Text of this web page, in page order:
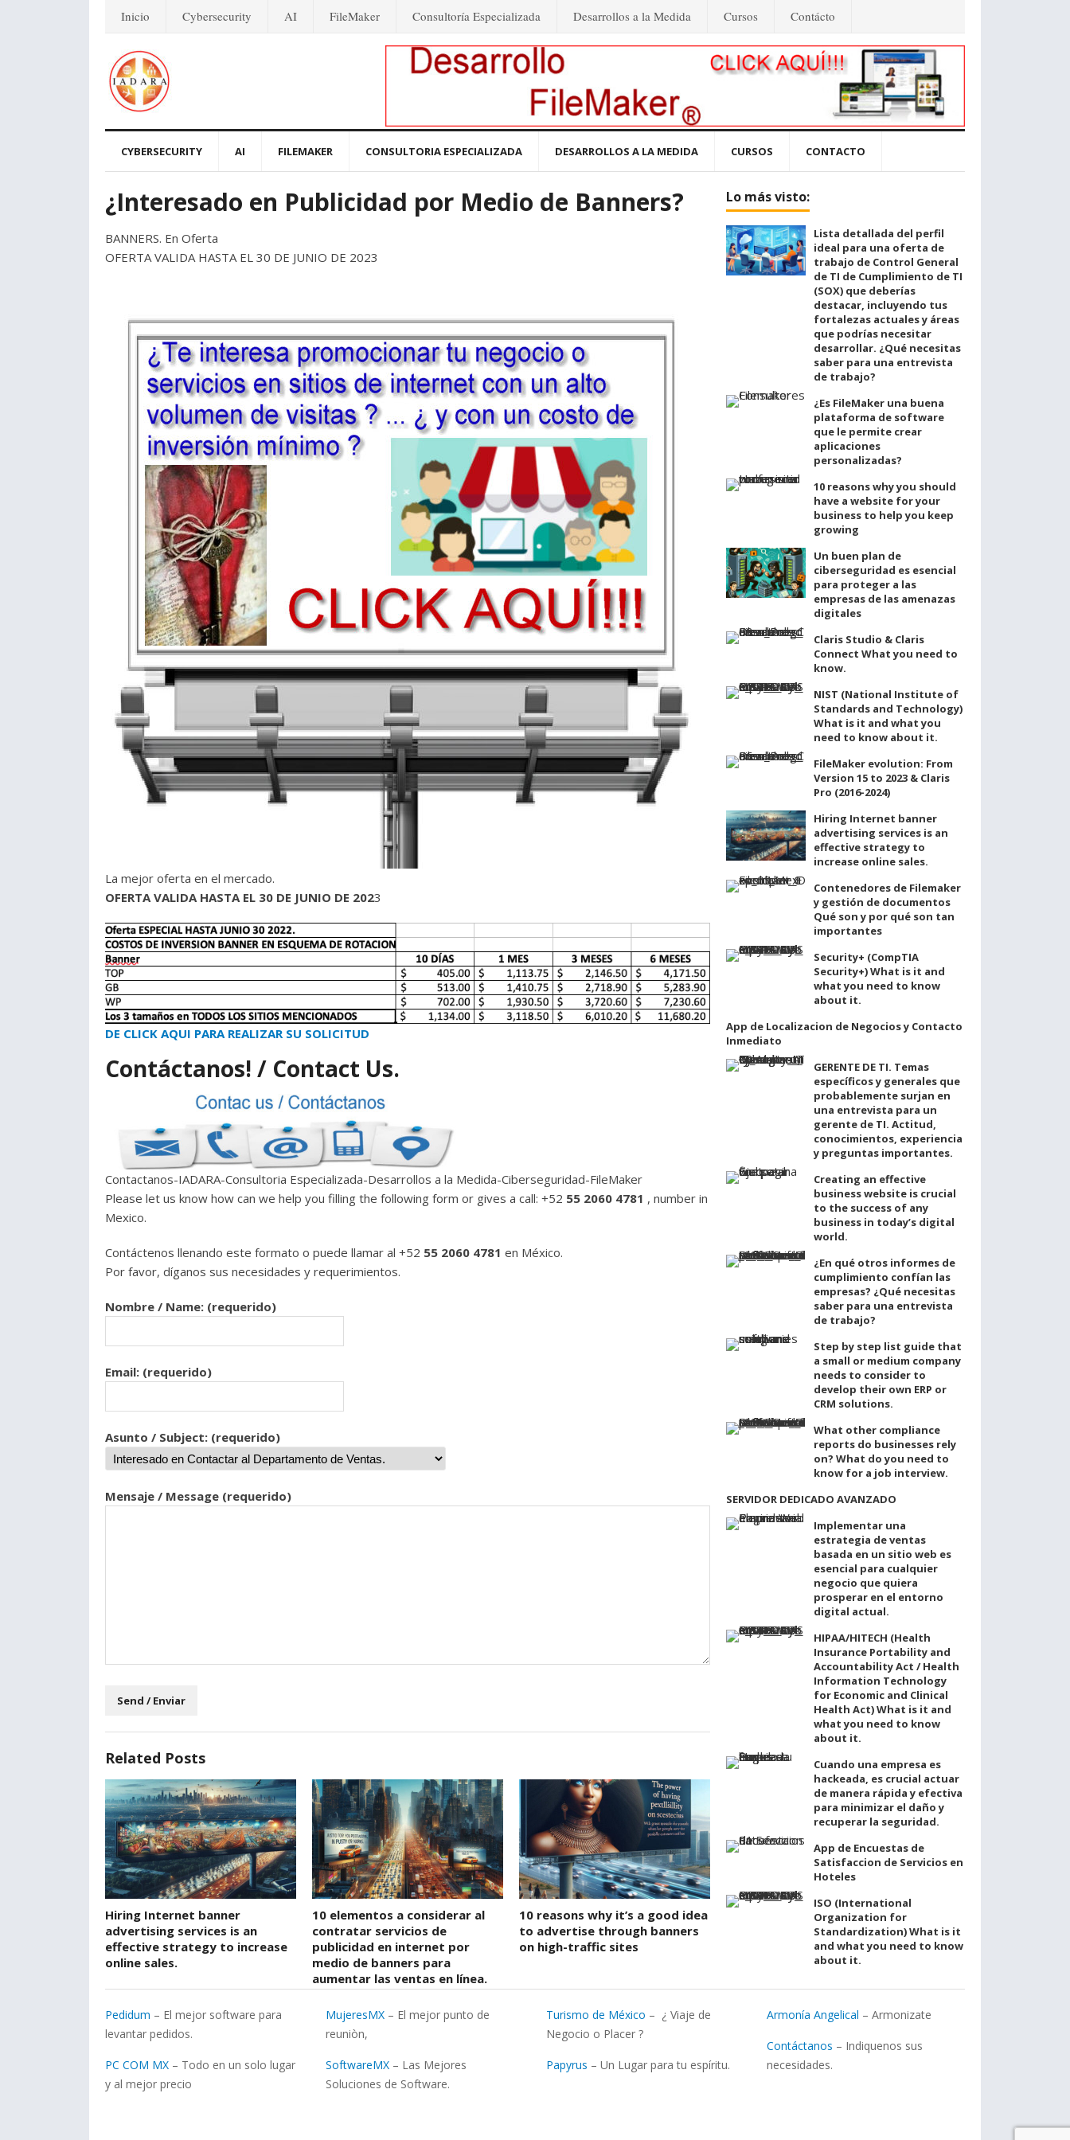
Inicio Cybersecurity AI FileMaker Consultoría Especializada Desarrollos a la Medida Cursos Contácto
CYBERSECURITY AI FILEMAKER CONSULTORIA ESPECIALIZADA DESARROLLOS A LA MEDIDA CURSOS CONTACTO
¿Interesado en Publicidad por Medio de Banners?
BANNERS. En Oferta
OFERTA VALIDA HASTA EL 30 DE JUNIO DE 2023
La mejor oferta en el mercado.
OFERTA VALIDA HASTA EL 30 DE JUNIO DE 2023
DE CLICK AQUI PARA REALIZAR SU SOLICITUD
Contáctanos! / Contact Us.
Contactanos-IADARA-Consultoria Especializada-Desarrollos a la Medida-Ciberseguridad-FileMaker
Please let us know how can we help you filling the following form or gives a call: +52 55 2060 4781 , number in
Mexico.
Contáctenos llenando este formato o puede llamar al +52 55 2060 4781 en México.
Por favor, díganos sus necesidades y requerimientos.
Nombre / Name: (requerido)
Email: (requerido)
Asunto / Subject: (requerido)
Mensaje / Message (requerido)
Related Posts
Hiring Internet banner
advertising services is an
effective strategy to increase
online sales.
10 elementos a considerar al
contratar servicios de
publicidad en internet por
medio de banners para
aumentar las ventas en línea.
10 reasons why it’s a good idea
to advertise through banners
on high-traffic sites
Lo más visto:
Lista detallada del perfil
ideal para una oferta de
trabajo de Control General
de TI de Cumplimiento de TI
(SOX) que deberías
destacar, incluyendo tus
fortalezas actuales y áreas
que podrías necesitar
desarrollar. ¿Qué necesitas
saber para una entrevista
de trabajo?
¿Es FileMaker una buena
plataforma de software
que le permite crear
aplicaciones
personalizadas?
10 reasons why you should
have a website for your
business to help you keep
growing
Un buen plan de
ciberseguridad es esencial
para proteger a las
empresas de las amenazas
digitales
Claris Studio & Claris
Connect What you need to
know.
NIST (National Institute of
Standards and Technology)
What is it and what you
need to know about it.
FileMaker evolution: From
Version 15 to 2023 & Claris
Pro (2016-2024)
Hiring Internet banner
advertising services is an
effective strategy to
increase online sales.
Contenedores de Filemaker
y gestión de documentos
Qué son y por qué son tan
importantes
Security+ (CompTIA
Security+) What is it and
what you need to know
about it.
App de Localizacion de Negocios y Contacto
Inmediato
GERENTE DE TI. Temas
específicos y generales que
probablemente surjan en
una entrevista para un
gerente de TI. Actitud,
conocimientos, experiencia
y preguntas importantes.
Creating an effective
business website is crucial
to the success of any
business in today’s digital
world.
¿En qué otros informes de
cumplimiento confían las
empresas? ¿Qué necesitas
saber para una entrevista
de trabajo?
Step by step list guide that
a small or medium company
needs to consider to
develop their own ERP or
CRM solutions.
What other compliance
reports do businesses rely
on? What do you need to
know for a job interview.
SERVIDOR DEDICADO AVANZADO
Implementar una
estrategia de ventas
basada en un sitio web es
esencial para cualquier
negocio que quiera
prosperar en el entorno
digital actual.
HIPAA/HITECH (Health
Insurance Portability and
Accountability Act / Health
Information Technology
for Economic and Clinical
Health Act) What is it and
what you need to know
about it.
Cuando una empresa es
hackeada, es crucial actuar
de manera rápida y efectiva
para minimizar el daño y
recuperar la seguridad.
App de Encuestas de
Satisfaccion de Servicios en
Hoteles
ISO (International
Organization for
Standardization) What is it
and what you need to know
about it.
Pedidum – El mejor software para
levantar pedidos.
PC COM MX – Todo en un solo lugar
y al mejor precio
MujeresMX – El mejor punto de
reuniòn,
SoftwareMX – Las Mejores
Soluciones de Software.
Turismo de México – ¿ Viaje de
Negocio o Placer ?
Papyrus – Un Lugar para tu espíritu.
Armonía Angelical – Armonizate
Contáctanos – Indiquenos sus
necesidades.